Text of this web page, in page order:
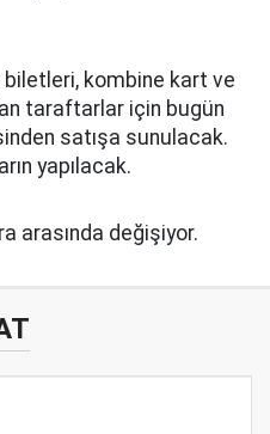
biletleri, kombine kart ve
taraftarlar için bugün
satışa sunulacak.
yapılacak.
arasında değişiyor.